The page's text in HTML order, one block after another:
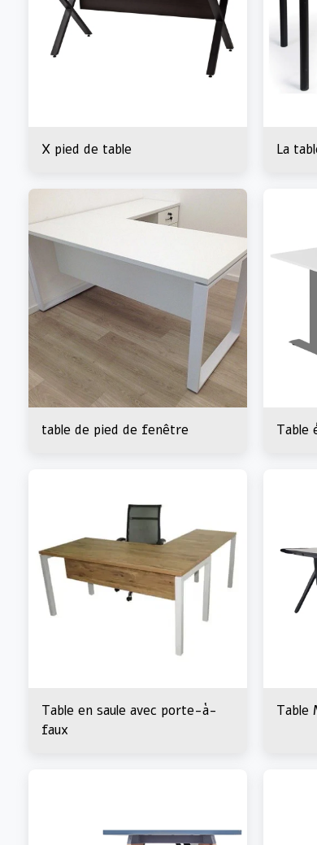
X pied de table La
table de pied de fenêtre Table
Table en saule avec porte-à-
faux
Table
Venez visiter
showroom -
Promotions
09-9539999